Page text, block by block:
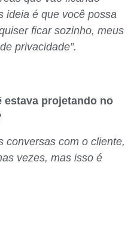
ideia é que você possa
ficar sozinho, meus
privacidade”.
estava projetando no
conversas com o cliente,
vezes, mas isso é